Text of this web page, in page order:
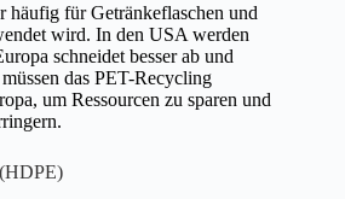
häufig für Getränkeflaschen und
wird. In den USA werden
schneidet besser ab und
das PET-Recycling
um Ressourcen zu sparen und